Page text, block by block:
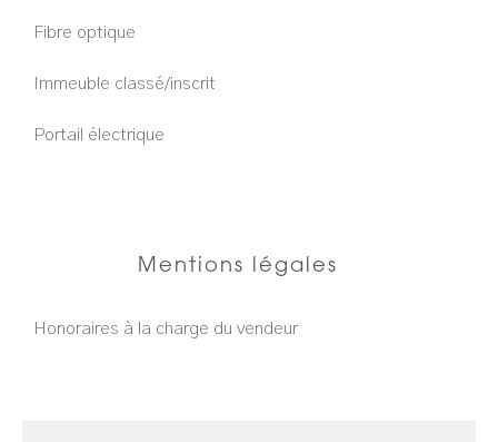
Fibre optique
Immeuble classé/inscrit
Portail électrique
Mentions légales
Honoraires à la charge du vendeur